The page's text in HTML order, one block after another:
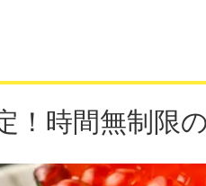
！時間無制限